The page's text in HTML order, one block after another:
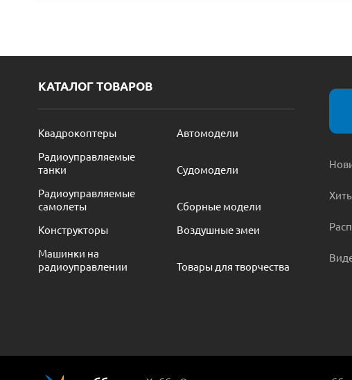
КАТАЛОГ ТОВАРОВ
Квадрокоптеры
Автомодели
Радиоуправляемые
танки
Судомодели
Радиоуправляемые
самолеты
Сборные модели
Конструкторы
Воздушные змеи
Машинки на
радиоуправлении
Товары для творчества